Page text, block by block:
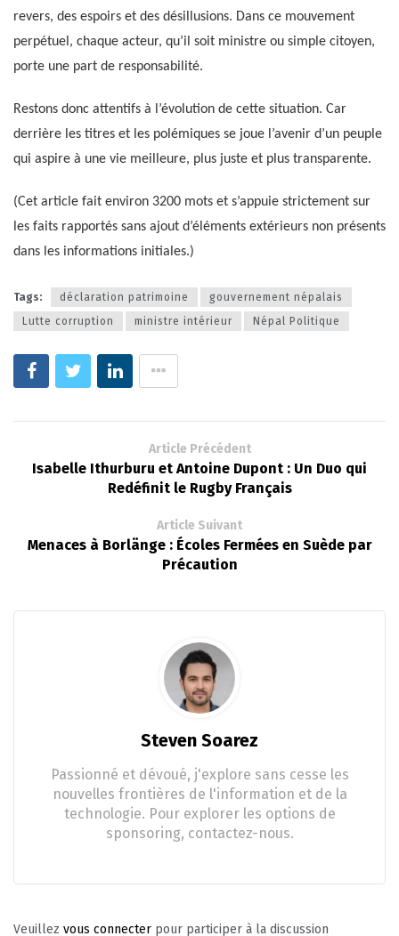
revers, des espoirs et des désillusions. Dans ce mouvement
perpétuel, chaque acteur, qu’il soit ministre ou simple citoyen,
porte une part de responsabilité.
Restons donc attentifs à l’évolution de cette situation. Car
derrière les titres et les polémiques se joue l’avenir d’un peuple
qui aspire à une vie meilleure, plus juste et plus transparente.
(Cet article fait environ 3200 mots et s’appuie strictement sur
les faits rapportés sans ajout d’éléments extérieurs non présents
dans les informations initiales.)
Tags: déclaration patrimoine
gouvernement népalais
Lutte corruption
ministre intérieur Népal Politique
Article Précédent
Isabelle Ithurburu et Antoine Dupont : Un Duo qui
Redéfinit le Rugby Français
Article Suivant
Menaces à Borlänge : Écoles Fermées en Suède par
Précaution
Steven Soarez
Passionné et dévoué, j'explore sans cesse les
nouvelles frontières de l'information et de la
technologie. Pour explorer les options de
sponsoring, contactez-nous.
Veuillez vous connecter pour participer à la discussion